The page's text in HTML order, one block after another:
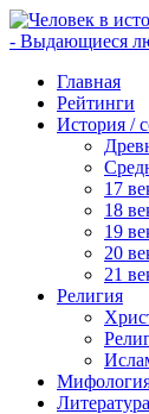
- Выдающиеся
Главная
Рейтинги
История /
17
18
19
20
21
Религия
Литература